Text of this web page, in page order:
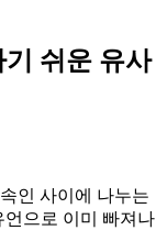
쉬운 유사
인 사이에 나누는
언으로 이미 빠져나